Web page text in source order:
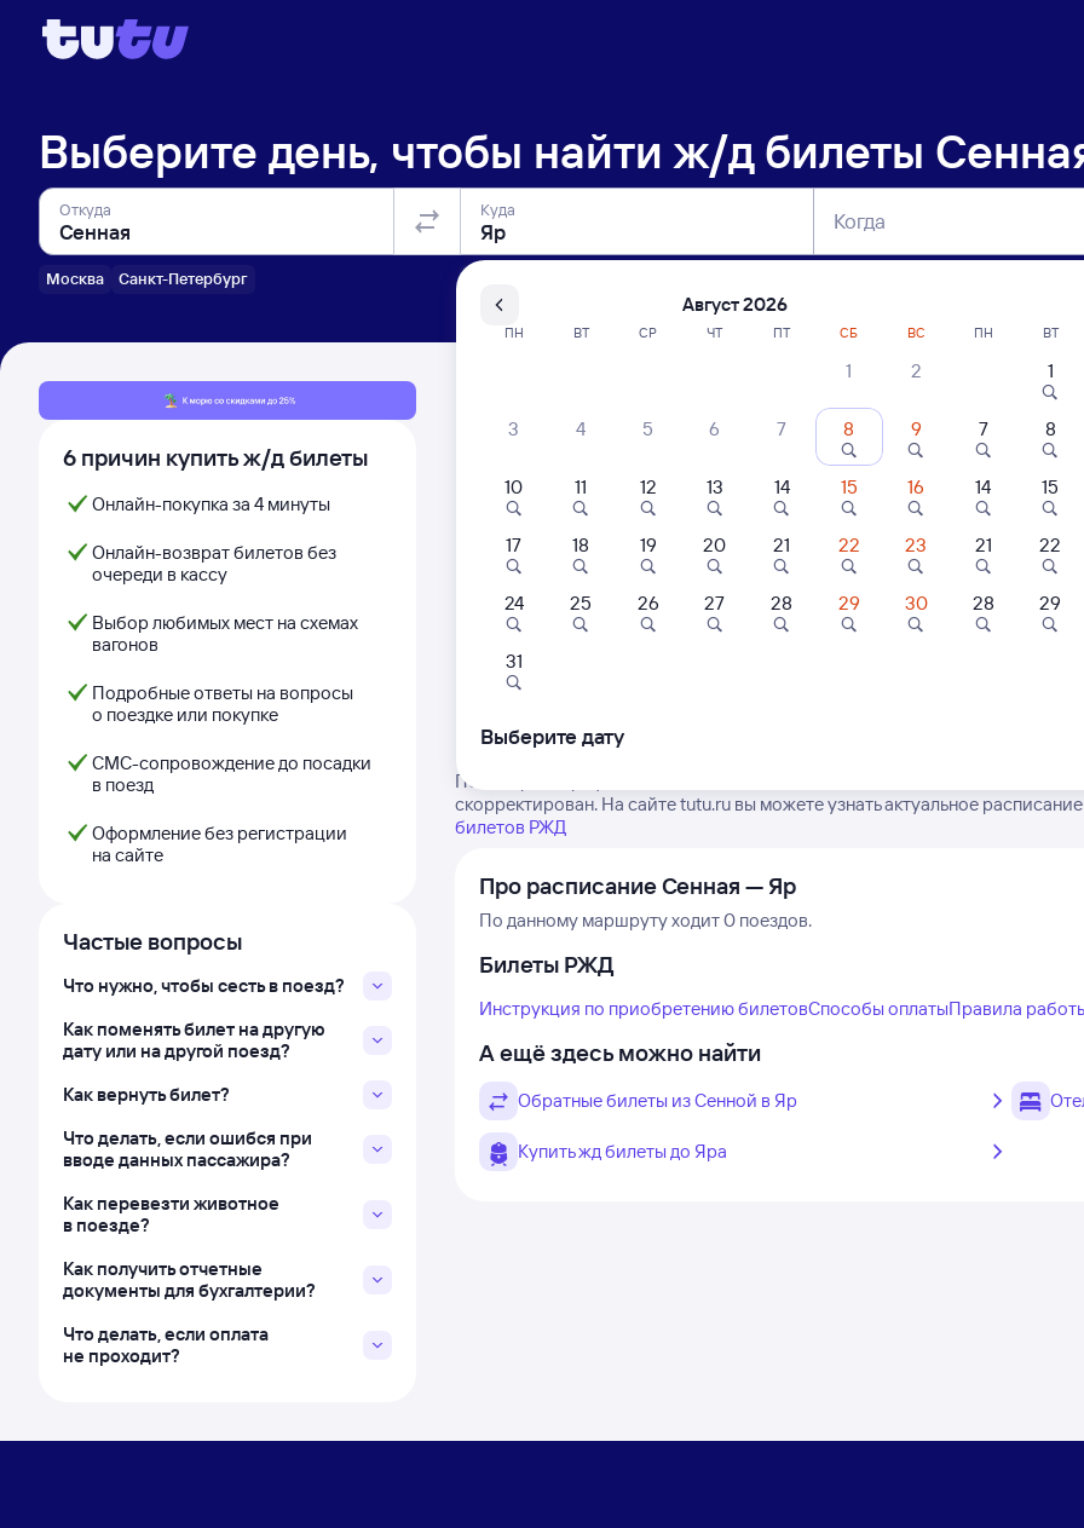
Выберите день, чтобы найти ж/д билеты
Откуда
Москва Санкт-Петербург
Куда Когда
6 причин купить ж/д билеты
Онлайн-покупка за 4 минуты
Онлайн-возврат билетов без
очереди в кассу
Выбор любимых мест на схемах
вагонов
Подробные ответы на вопросы
о поездке или покупке
СМС-сопровождение до посадки
в поезд
Оформление без регистрации
на сайте
Частые вопросы
Что нужно, чтобы сесть в поезд?
Как поменять билет на другую
дату или на другой поезд?
Как вернуть билет?
Что делать, если ошибся при
вводе данных пассажира?
Как перевезти животное
в поезде?
Как получить отчетные
документы для бухгалтерии?
Что делать, если оплата
не проходит?
Расписание поездов Сенная — Яр
Нет рейсов по
Посмотрите график движения поездов дальнего следования РЖД из
скорректирован. На сайте tutu.ru вы можете узнать актуальное
билетов РЖД
Про расписание Сенная — Яр
По данному маршруту ходит 0 поездов.
Билеты РЖД
Инструкция по приобретению билетовСпособы оплатыПравила
А ещё здесь можно найти
Обратные билеты из Сенной в Яр
Купить жд билеты до Яра
Август 2026
ПН ВТ СР ЧТ ПТ СБ ВС
1 2
3 4 5 6 7 8 9
10 11 12 13 14 15 16
17 18 19 20 21 22 23
24 25 26 27 28 29 30
31
ПН ВТ
1
7 8
14 15
21 22
28 29
Выберите дату